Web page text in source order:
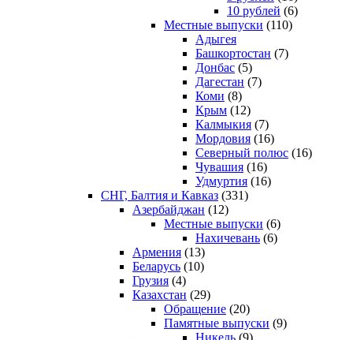
10 рублей (6)
Местные выпуски (110)
Адыгея
Башкортостан (7)
Донбас (5)
Дагестан (7)
Коми (8)
Крым (12)
Калмыкия (7)
Мордовия (16)
Северный полюс (16)
Чувашия (16)
Удмуртия (16)
СНГ, Балтия и Кавказ (331)
Азербайджан (12)
Местные выпуски (6)
Нахичевань (6)
Армения (13)
Беларусь (10)
Грузия (4)
Казахстан (29)
Обращение (20)
Памятные выпуски (9)
Никель (9)